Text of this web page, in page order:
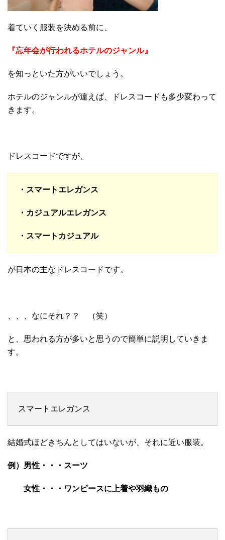
着ていく服装を決める前に、
『忘年会が行われるホテルのジャンル』
を知っといた方がいいでしょう。
ホテルのジャンルが違えば、ドレスコードも多少変わって
きます。
ドレスコードですが、
・スマートエレガンス
・カジュアルエレガンス
・スマートカジュアル
が日本の主なドレスコードです。
、、、なにそれ？？ （笑）
と、思われる方が多いと思うので簡単に説明していきま
す。
スマートエレガンス
結婚式ほどきちんとしてはいないが、それに近い服装。
例） 男性・・・スーツ
女性・・・ワンピースに上着や羽織もの